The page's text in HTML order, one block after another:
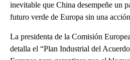
inevitable que China desempeñe un
futuro verde de Europa sin una
La presidenta de la Comisión
detalla el “Plan Industrial del